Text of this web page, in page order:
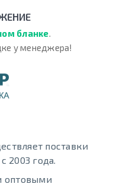
бланке.
у менеджера!
поставки
2003 года.
оптовыми